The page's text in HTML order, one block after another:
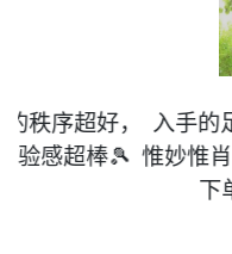
入手的足球周边钥
惟妙惟肖，挂在包上
下单第二天就